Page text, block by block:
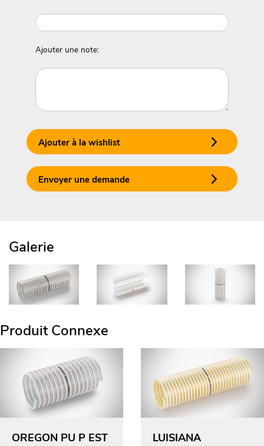
Ajouter une note:
Ajouter à la wishlist
Envoyer une demande
Galerie
Produit Connexe
OREGON PU P EST
LUISIANA